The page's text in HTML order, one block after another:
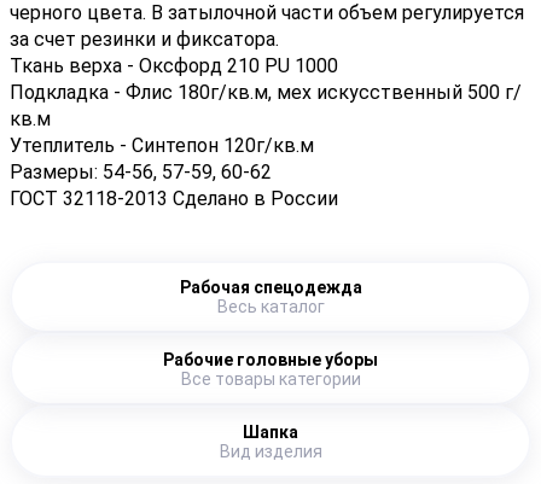
черного цвета. В затылочной части объем регулируется
за счет резинки и фиксатора.
Ткань верха - Оксфорд 210 PU 1000
Подкладка - Флис 180г/кв.м, мех искусственный 500 г/
кв.м
Утеплитель - Синтепон 120г/кв.м
Размеры: 54-56, 57-59, 60-62
ГОСТ 32118-2013 Сделано в России
Рабочая спецодежда
Весь каталог
Рабочие головные уборы
Все товары категории
Шапка
Вид изделия